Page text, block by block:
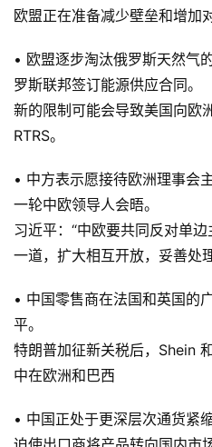
欧盟正在准备减少壁垒和增加
• 欧盟逐步淘汰俄罗斯天然气
罗斯联邦签订能源供应合同。
新的限制可能会导致美国向欧
RTRS。
• 中方表示愿接待欧洲理事会
一轮中欧领导人会晤。
习近平：“中欧要共同反对单
一道，扩大相互开放，妥善处
• 中国零售商在法国和英国的
平。
特朗普加征新关税后，Shein
中在欧洲和巴西
• 中国正处于更深层次通货紧